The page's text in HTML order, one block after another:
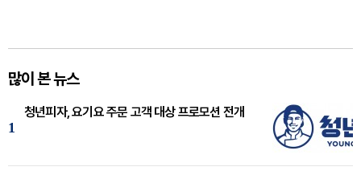
많이 본 뉴스
1
청년피자, 요기요 주문 고객 대상 프로모션 전개